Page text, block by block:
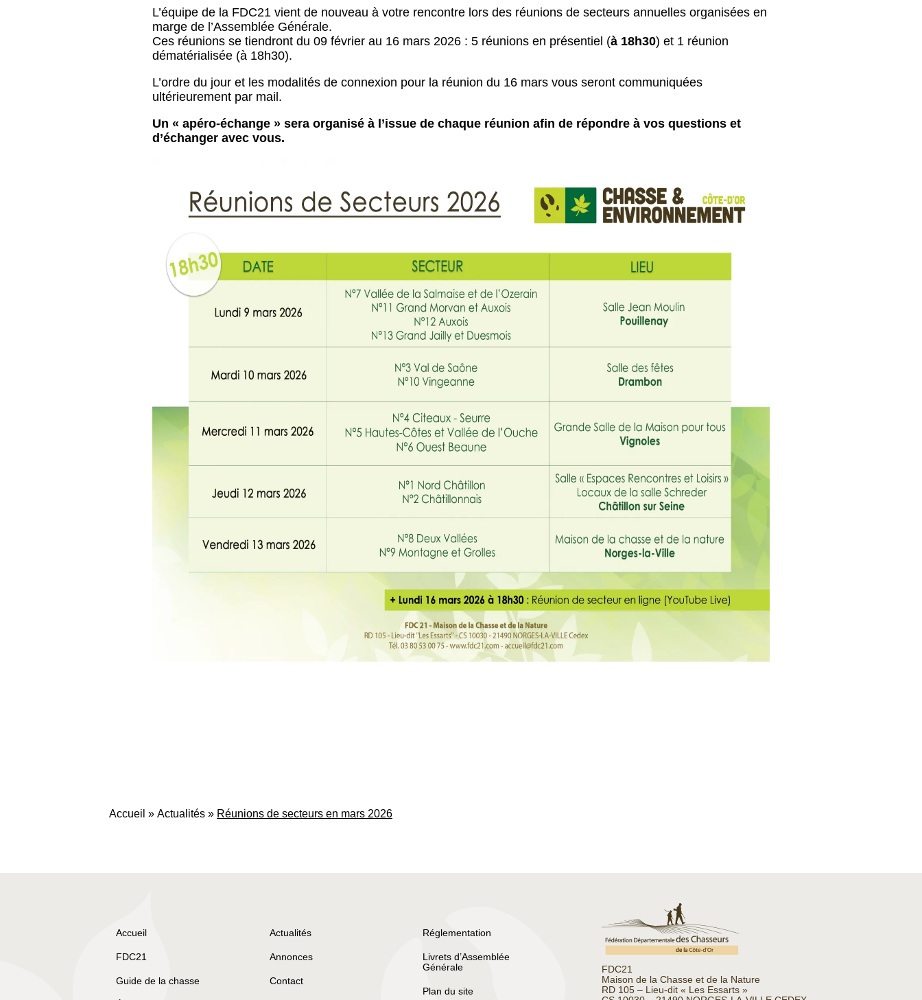
L’équipe de la FDC21 vient de nouveau à votre rencontre lors des réunions de secteurs annuelles organisées en
marge de l’Assemblée Générale.
Ces réunions se tiendront du 09 février au 16 mars 2026 : 5 réunions en présentiel (à 18h30) et 1 réunion
dématérialisée (à 18h30).
L’ordre du jour et les modalités de connexion pour la réunion du 16 mars vous seront communiquées
ultérieurement par mail.
Un « apéro-échange » sera organisé à l’issue de chaque réunion afin de répondre à vos questions et
d’échanger avec vous.
Accueil » Actualités » Réunions de secteurs en mars 2026
Accueil
FDC21
Guide de la chasse
Actualités
Annonces
Contact
Réglementation
Livrets d’Assemblée
Générale
Plan du site
FDC21
Maison de la Chasse et de la Nature
RD 105 – Lieu-dit « Les Essarts »